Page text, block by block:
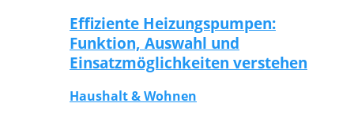
Effiziente Heizungspumpen:
Funktion, Auswahl und
Einsatzmöglichkeiten verstehen
Haushalt & Wohnen